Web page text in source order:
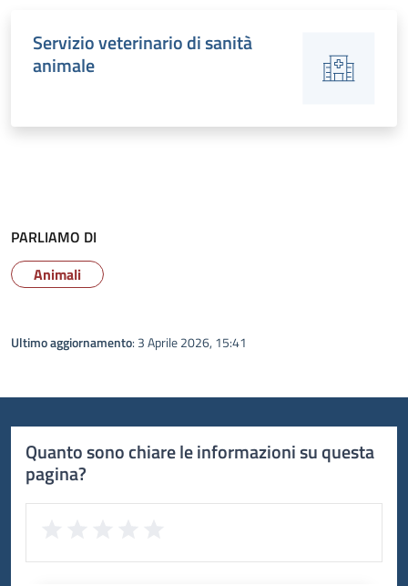
Servizio veterinario di sanità
animale
PARLIAMO DI
Animali
Ultimo aggiornamento: 3 Aprile 2026, 15:41
Quanto sono chiare le informazioni su questa
pagina?